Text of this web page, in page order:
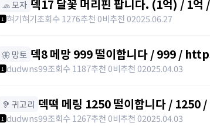
🧢 모자 덱17 달꽃 머리핀 팝니다. (1억) / 1
01027320699
1 혀기혀기조회수 1276추천 0비추천 02025.06.27
🦋 망토 덱8 메망 999 떨이합니다 / 999 /
https://open.kakao.com/o/
1 dudwns99조회수 1187추천 0비추천 02025.04.03
🦻 귀고리 덱떡 메링 1250 떨이합니다 /
https://open.kakao.com/o/
1 dudwns99조회수 1267추천 0비추천 02025.04.03